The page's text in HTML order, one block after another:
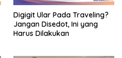
Digigit Ular Pada Traveling?
Jangan Disedot, Ini yang
Harus Dilakukan